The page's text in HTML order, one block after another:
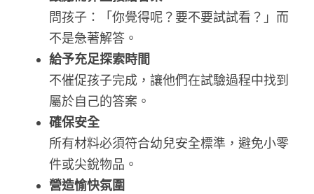
問孩子：「你覺得呢？要不要試試看？」而
不是急著解答。
給予充足探索時間
不催促孩子完成，讓他們在試驗過程中找到
屬於自己的答案。
確保安全
所有材料必須符合幼兒安全標準，避免小零
件或尖銳物品。
營造愉快氛圍